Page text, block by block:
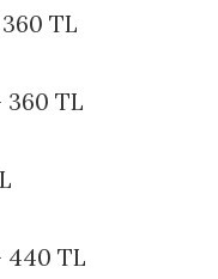
TL
360 TL
440 TL